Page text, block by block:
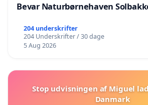
Bevar Naturbørnehaven
204 underskrifter
204 Underskrifter / 30 dage
5 Aug 2026
Stop udvisningen af Miguel
Danmark